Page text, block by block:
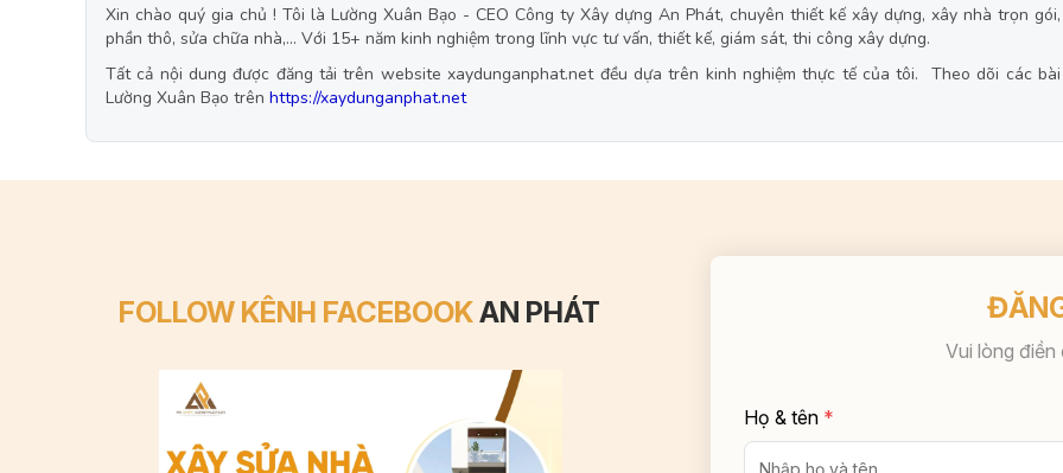
Xin chào quý gia chủ ! Tôi là Lường Xuân Bạo - CEO Công ty Xây dựng An Phát, chuyên thiết kế xây dựng, xây nhà trọn
phần thô, sửa chữa nhà,... Với 15+ năm kinh nghiệm trong lĩnh vực tư vấn, thiết kế, giám sát, thi công xây dựng.
Tất cả nội dung được đăng tải trên website xaydunganphat.net đều dựa trên kinh nghiệm thực tế của tôi. Theo dõi các
Lường Xuân Bạo trên https://xaydunganphat.net
FOLLOW KÊNH FACEBOOKAN PHÁT
Vui lòng
Họ & tên *